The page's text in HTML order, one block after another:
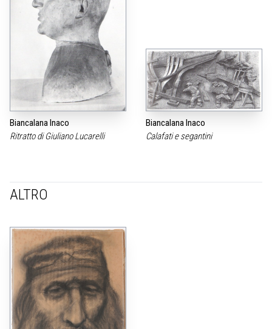
Biancalana Inaco
Ritratto di Giuliano Lucarelli
Biancalana Inaco
Calafati e segantini
ALTRO